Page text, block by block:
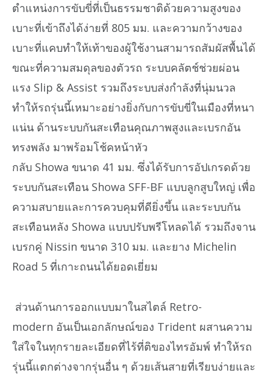
ตำแหน่งการขับขี่ที่เป็นธรรมชาติด้วยความสูงของ
เบาะที่เข้าถึงได้ง่ายที่ 805 มม. และความกว้างของ
เบาะที่แคบทำให้เท้าของผู้ใช้งานสามารถสัมผัสพื้นได้
ขณะที่ความสมดุลของตัวรถ ระบบคลัตช์ช่วยผ่อน
แรง Slip & Assist รวมถึงระบบส่งกำลังที่นุ่มนวล
ทำให้รถรุ่นนี้เหมาะอย่างยิ่งกับการขับขี่ในเมืองที่หนา
แน่น ด้านระบบกันสะเทือนคุณภาพสูงและเบรกอัน
ทรงพลัง มาพร้อมโช้คหน้าหัว
กลับ Showa ขนาด 41 มม. ซึ่งได้รับการอัปเกรดด้วย
ระบบกันสะเทือน Showa SFF-BF แบบลูกสูบใหญ่ เพื่อ
ความสบายและการควบคุมที่ดียิ่งขึ้น และระบบกัน
สะเทือนหลัง Showa แบบปรับพรีโหลดได้ รวมถึงจาน
เบรกคู่ Nissin ขนาด 310 มม. และยาง Michelin
Road 5 ที่เกาะถนนได้ยอดเยี่ยม
ส่วนด้านการออกแบบมาในสไตล์ Retro-
modern อันเป็นเอกลักษณ์ของ Trident ผสานความ
ใส่ใจในทุกรายละเอียดที่ไร้ที่ติของไทรอัมพ์ ทำให้รถ
รุ่นนี้แตกต่างจากรุ่นอื่น ๆ ด้วยเส้นสายที่เรียบง่ายและ